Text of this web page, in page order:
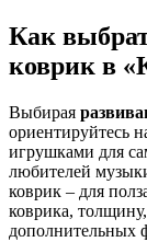
Как
коврик в
Выбирая
ориентируйтесь
игрушками для
любителей
коврик – для
коврика,
дополнительных